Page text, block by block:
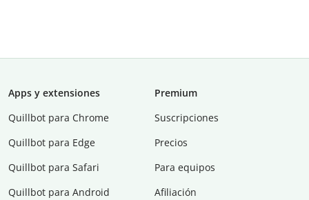
Apps y extensiones
Quillbot para Chrome
Quillbot para Edge
Quillbot para Safari
Quillbot para Android
Premium
Suscripciones
Precios
Para equipos
Afiliación